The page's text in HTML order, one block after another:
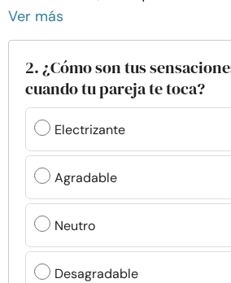
Ver más
2. ¿Cómo son tus
cuando tu pareja te toca?
Electrizante
Agradable
Neutro
Desagradable